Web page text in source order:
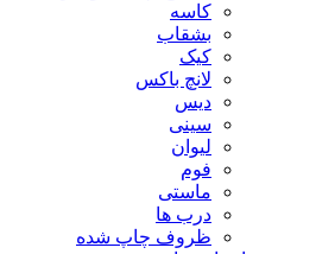
کاسه
بشقاب
کیک
لانچ باکس
دیس
سینی
لیوان
فوم
ماستی
درب ها
ظروف چاپ شده